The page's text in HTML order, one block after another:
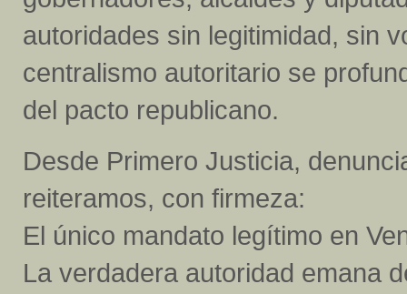
autoridades sin legitimidad, sin
centralismo autoritario se
del pacto republicano.
Desde Primero Justicia,
reiteramos, con firmeza:
El único mandato legítimo en
La verdadera autoridad emana